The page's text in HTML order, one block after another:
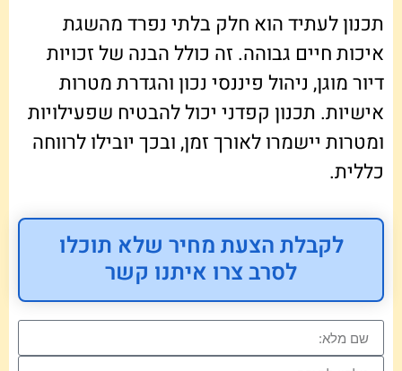
תכנון לעתיד הוא חלק בלתי נפרד מהשגת
איכות חיים גבוהה. זה כולל הבנה של זכויות
דיור מוגן, ניהול פיננסי נכון והגדרת מטרות
אישיות. תכנון קפדני יכול להבטיח שפעילויות
ומטרות יישמרו לאורך זמן, ובכך יובילו לרווחה
כללית.
לקבלת הצעת מחיר שלא תוכלו
לסרב צרו איתנו קשר